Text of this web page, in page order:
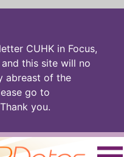
CUHK in Focus,
this site will no
abreast of the
go to
you.